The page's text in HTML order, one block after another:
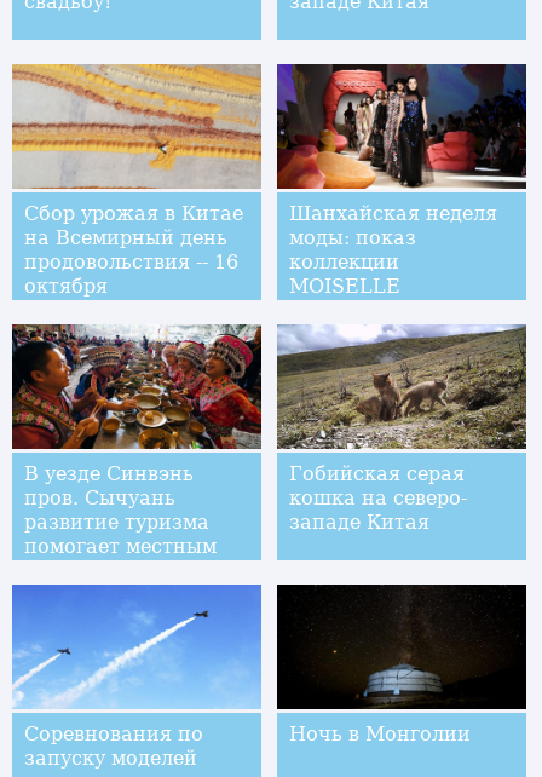
Сбор урожая в Китае
на Всемирный день
продовольствия -- 16
октября
Шанхайская неделя
моды: показ
коллекции
MOISELLE
В уезде Синвэнь
пров. Сычуань
развитие туризма
помогает местным
Гобийская серая
кошка на северо-
западе Китая
Соревнования по
запуску моделей
Ночь в Монголии